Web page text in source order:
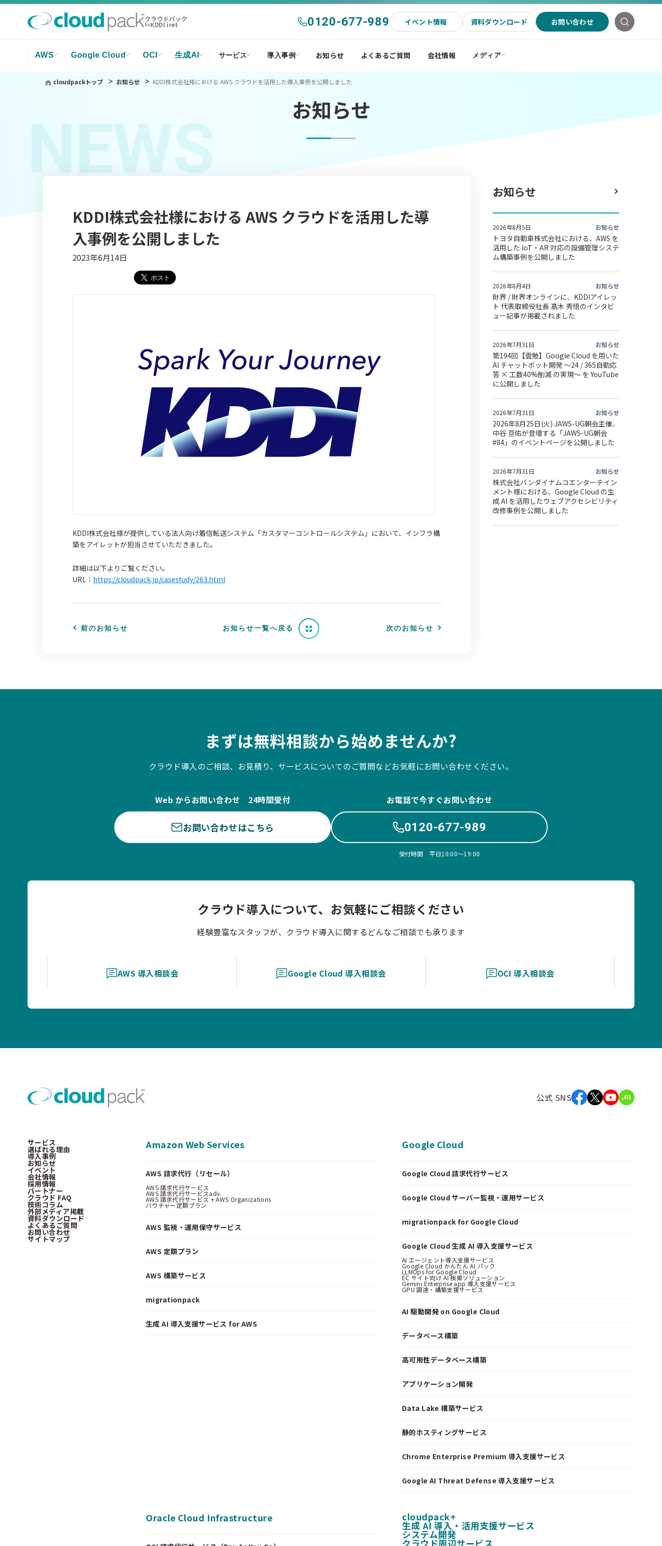
クラウドパック
byKDDI iret 0120-677-989 イベント情報 資料ダウンロード お問い合わせ
AWS Google Cloud OCI 生成AI サービス 導入事例 お知らせ よくあるご質問 会社情報 メディア
cloudpackトップ お知らせ KDDI株式会社様における AWS クラウドを活用した導入事例を公開しました
お知らせ
NEWS
KDDI株式会社様における AWS クラウドを活用した導
入事例を公開しました
2023年6月14日
KDDI株式会社様が提供している法人向け着信転送システム「カスタマーコントロールシステム」において、インフラ構
築をアイレットが担当させていただきました。
詳細は以下よりご覧ください。
URL： https://cloudpack.jp/casestudy/263.html
前のお知らせ お知らせ一覧へ戻る 次のお知らせ
お知らせ
2026年8月5日 お知らせ
トヨタ自動車株式会社における、AWS を
活用した IoT・AR 対応の設備管理システ
ム構築事例を公開しました
2026年8月4日 お知らせ
財界 / 財界オンラインに、KDDIアイレッ
ト 代表取締役社長 髙木 秀悟のインタビ
ュー記事が掲載されました
2026年7月31日 お知らせ
第194回【雲勉】Google Cloud を用いた
AI チャットボット開発 〜24 / 365自動応
答 × 工数40%削減 の実現〜 を YouTube
に公開しました
2026年7月31日 お知らせ
2026年8月25日(火) JAWS-UG朝会主催、
中谷 亘佑が登壇する「JAWS-UG朝会
#84」のイベントページを公開しました
2026年7月31日 お知らせ
株式会社バンダイナムコエンターテイン
メント様における、Google Cloud の生
成 AI を活用したウェブアクセシビリティ
改修事例を公開しました
まずは無料相談から始めませんか?
クラウド導入のご相談、お見積り、サービスについてのご質問などお気軽にお問い合わせください。
Web からお問い合わせ 24時間受付
お問い合わせはこちら
お電話で今すぐお問い合わせ
0120-677-989
受付時間 平日10:00〜19:00
クラウド導入について、お気軽にご相談ください
経験豊富なスタッフが、クラウド導入に関するどんなご相談でも承ります
AWS 導入相談会 Google Cloud 導入相談会 OCI 導入相談会
公式 SNS
サービス
選ばれる理由
導入事例
お知らせ
イベント
会社情報
採用情報
パートナー
クラウド FAQ
技術コラム
外部メディア掲載
資料ダウンロード
よくあるご質問
お問い合わせ
サイトマップ
Amazon Web Services
AWS 請求代行（リセール）
AWS 請求代行サービス
AWS 請求代行サービスadv.
AWS 請求代行サービス + AWS Organizations
バウチャー定額プラン
AWS 監視・運用保守サービス
AWS 定額プラン
AWS 構築サービス
migrationpack
生成 AI 導入支援サービス for AWS
Google Cloud
Google Cloud 請求代行サービス
Google Cloud サーバー監視・運用サービス
migrationpack for Google Cloud
Google Cloud 生成 AI 導入支援サービス
AI エージェント導入支援サービス
Google Cloud かんたん AI パック
LLMOps for Google Cloud
EC サイト向け AI 検索ソリューション
Gemini Enterprise app 導入支援サービス
GPU 調達・構築支援サービス
AI 駆動開発 on Google Cloud
データベース構築
高可用性データベース構築
アプリケーション開発
Data Lake 構築サービス
静的ホスティングサービス
Chrome Enterprise Premium 導入支援サービス
Google AI Threat Defense 導入支援サービス
Oracle Cloud Infrastructure cloudpack+
生成 AI 導入・活用支援サービス
システム開発
クラウド周辺サービス